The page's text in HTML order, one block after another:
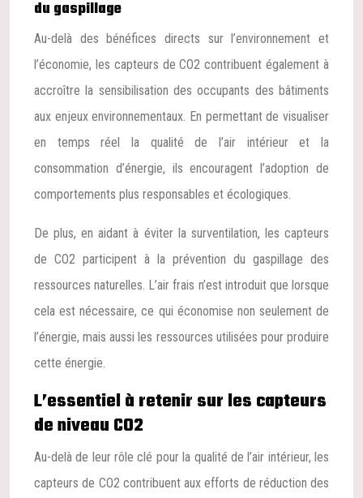
du gaspillage
Au-delà des bénéfices directs sur l’environnement et
l’économie, les capteurs de CO2 contribuent également à
accroître la sensibilisation des occupants des bâtiments
aux enjeux environnementaux. En permettant de visualiser
en temps réel la qualité de l’air intérieur et la
consommation d’énergie, ils encouragent l’adoption de
comportements plus responsables et écologiques.
De plus, en aidant à éviter la surventilation, les capteurs
de CO2 participent à la prévention du gaspillage des
ressources naturelles. L’air frais n’est introduit que lorsque
cela est nécessaire, ce qui économise non seulement de
l’énergie, mais aussi les ressources utilisées pour produire
cette énergie.
L’essentiel à retenir sur les capteurs
de niveau CO2
Au-delà de leur rôle clé pour la qualité de l’air intérieur, les
capteurs de CO2 contribuent aux efforts de réduction des